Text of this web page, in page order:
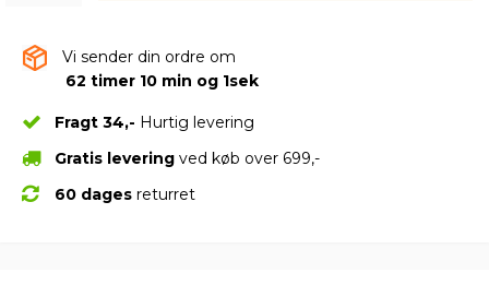
Vi sender din ordre om
62 timer 10 min og 0 sek
Fragt 34,- Hurtig levering
Gratis levering ved køb over 699,-
60 dages returret